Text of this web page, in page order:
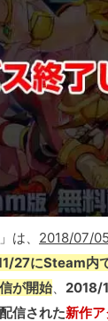
は、 2018/07/
27にSteam内
が開始、 2018/
信された新作